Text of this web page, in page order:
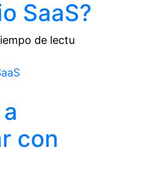
SaaS?
de lectu
con